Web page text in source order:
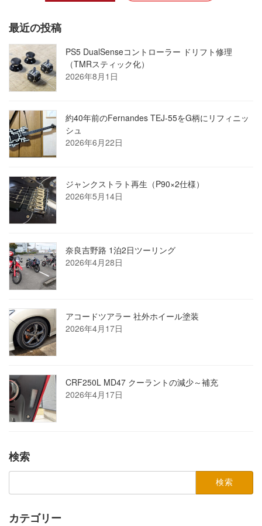
最近の投稿
PS5 DualSenseコントローラー ドリフト修理
（TMRスティック化）
2026年8月1日
約40年前のFernandes TEJ-55をG柄にリフィニッ
シュ
2026年6月22日
ジャンクストラト再生（P90×2仕様）
2026年5月14日
奈良吉野路 1泊2日ツーリング
2026年4月28日
アコードツアラー 社外ホイール塗装
2026年4月17日
CRF250L MD47 クーラントの減少～補充
2026年4月17日
検索
検
カテゴリー